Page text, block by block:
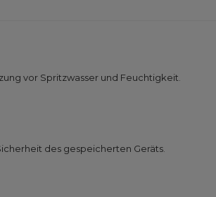
vor Spritzwasser und Feuchtigkeit.
des gespeicherten Geräts.